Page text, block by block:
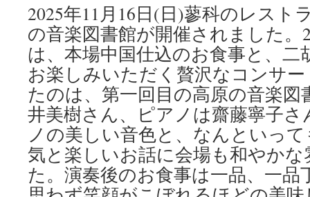
奥
村
美
佳
と
と
も
に
は
2025年11月16日(日)蓼科のレスト
の音楽図書館が開催されました。
は、本場中国仕込のお食事と、
お楽しみいただく贅沢なコンサ
たのは、第一回目の高原の音楽図
井美樹さん、ピアノは齋藤寧子
ノの美しい音色と、なんといっ
気と楽しいお話に会場も和やか
た。演奏後のお食事は一品、一品